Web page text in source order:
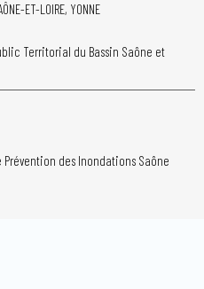
ET-LOIRE, YONNE
Territorial du Bassin Saône et
Prévention des Inondations Saône